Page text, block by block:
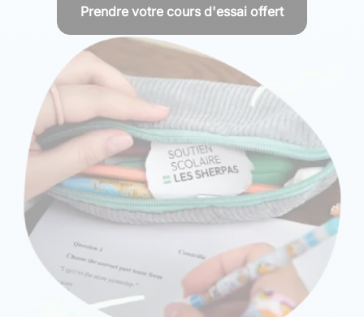
Prendre votre cours d'essai offert